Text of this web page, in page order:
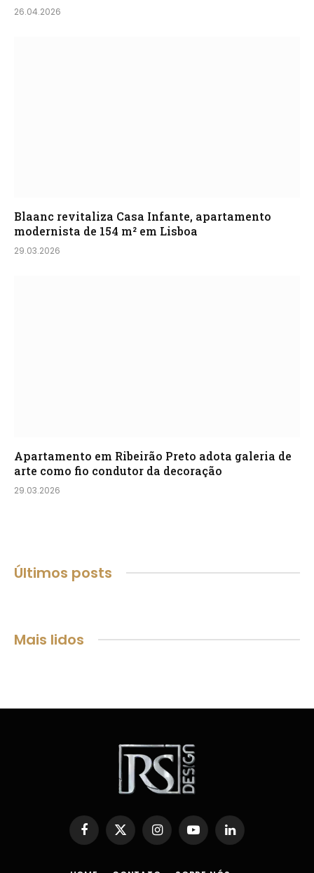
26.04.2026
Blaanc revitaliza Casa Infante, apartamento
modernista de 154 m² em Lisboa
29.03.2026
Apartamento em Ribeirão Preto adota galeria de
arte como fio condutor da decoração
29.03.2026
Últimos posts
Mais lidos
Facebook
X
(Twitter)
InstagramYouTubeLinkedIn